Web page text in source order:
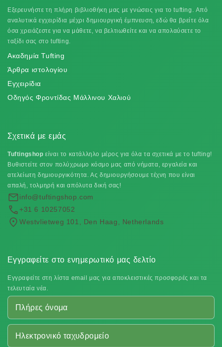
Εξερευνήστε τη πλήρη βιβλιοθήκη μας με γνώσεις για το tufting. Από
αναλυτικά εγχειρίδια μέχρι δημιουργική έμπνευση, εδώ θα βρείτε όλα
όσα χρειάζεστε για να μάθετε, να βελτιωθείτε και να απολαύσετε το
ταξίδι σας στο tufting.
Ακαδημία Tufting
Άρθρα ιστολογίου
Εγχειρίδια
Οδηγός Φροντίδας Μάλλινου Χαλιού
Σχετικά με εμάς
Tuftingshop είναι το κατάλληλο μέρος για όλα τα σχετικά με το tufting!
Βυθιστείτε στον πολύχρωμο κόσμο μας από νήματα, εργαλεία και
ατελείωτη δημιουργικότητα. Ας δημιουργήσουμε τέχνη που είναι
απαλή, τολμηρή και απόλυτα δική σας!
info@tuftingshop.com
+31 6 10257052
Westvlietweg 101, Den Haag, Netherlands
Εγγραφείτε στο ενημερωτικό μας δελτίο
Εγγραφείτε στη λίστα email μας για αποκλειστικές προσφορές και τα
τελευταία νέα.